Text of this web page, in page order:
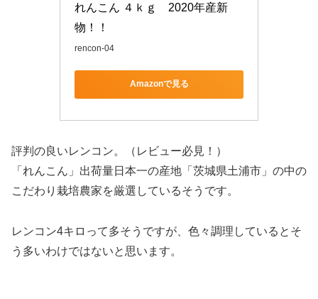
れんこん ４ｋｇ　2020年産新
物！！
rencon-04
Amazonで見る
評判の良いレンコン。（レビュー必見！）
「れんこん」出荷量日本一の産地「茨城県土浦市」の中の
こだわり栽培農家を厳選しているそうです。
レンコン4キロって多そうですが、色々調理しているとそ
う多いわけではないと思います。